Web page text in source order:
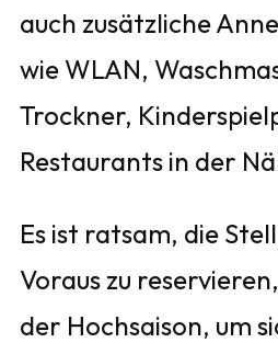
auch zusätzliche
wie WLAN,
Trockner,
Restaurants in der
Es ist ratsam, die
Voraus zu
der Hochsaison, um